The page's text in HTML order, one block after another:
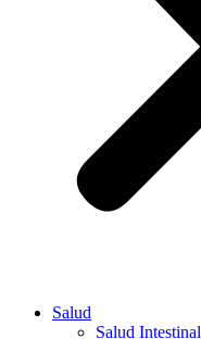
Salud
Salud Intestinal